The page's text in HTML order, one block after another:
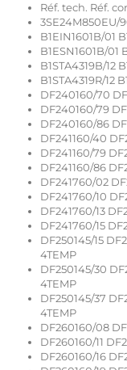
Réf. tech. Réf.
3SE24M850EU/
B1EIN1601B/01
B1ESN1601B/01
B1STA4319B/12
B1STA4319R/12
DF240160/70
DF240160/79
DF240160/86
DF241160/40
DF241160/79
DF241160/86
DF241760/02
DF241760/10
DF241760/13
DF241760/15
DF250145/15
4TEMP
DF250145/30
4TEMP
DF250145/37
4TEMP
DF260160/08
DF260160/11
DF260160/16